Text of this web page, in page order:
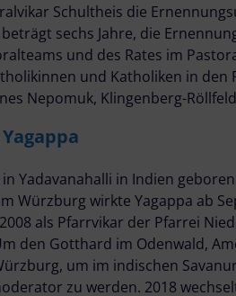
Schultheis die
sechs Jahre, die
und des Rates im
und Katholiken in
Nepomuk, Klingenberg-
Yadavanahalli in Indien
Würzburg wirkte Yagappa ab
als Pfarrvikar der Pfarrei
den Gotthard im Odenwald,
um im indischen
zu werden. 2018